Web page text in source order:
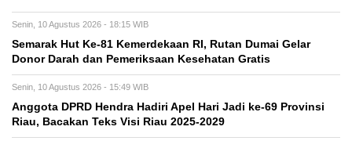
Senin, 10 Agustus 2026 - 18:15 WIB
Semarak Hut Ke-81 Kemerdekaan RI, Rutan Dumai Gelar
Donor Darah dan Pemeriksaan Kesehatan Gratis
Senin, 10 Agustus 2026 - 15:49 WIB
Anggota DPRD Hendra Hadiri Apel Hari Jadi ke-69 Provinsi
Riau, Bacakan Teks Visi Riau 2025-2029